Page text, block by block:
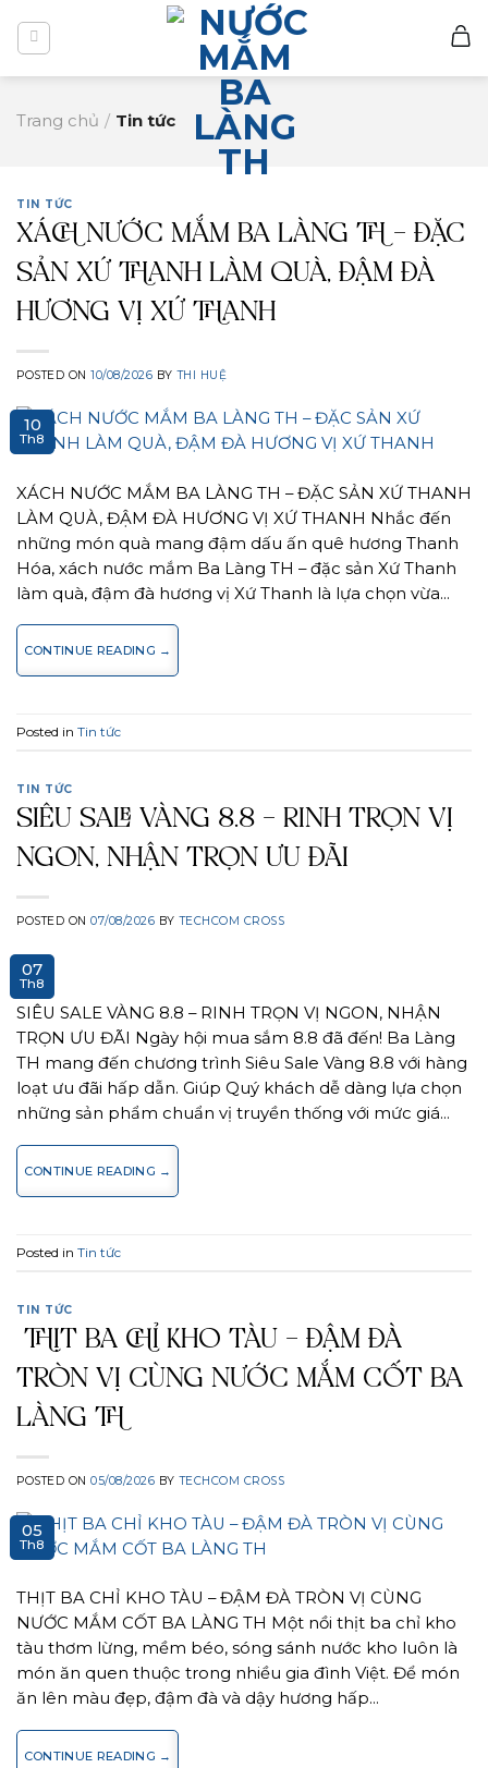
content
Trang chủ / Tin tức
TIN TỨC
XÁCH NƯỚC MẮM BA LÀNG TH – ĐẶC
SẢN XỨ THANH LÀM QUÀ, ĐẬM ĐÀ
HƯƠNG VỊ XỨ THANH
POSTED ON10/08/2026 BYTHI HUỆ
10
Th8
XÁCH NƯỚC MẮM BA LÀNG TH – ĐẶC SẢN XỨ THANH
LÀM QUÀ, ĐẬM ĐÀ HƯƠNG VỊ XỨ THANH Nhắc đến
những món quà mang đậm dấu ấn quê hương Thanh
Hóa, xách nước mắm Ba Làng TH – đặc sản Xứ Thanh
làm quà, đậm đà hương vị Xứ Thanh là lựa chọn vừa…
CONTINUE READING →
Posted in Tin tức
TIN TỨC
SIÊU SALE VÀNG 8.8 – RINH TRỌN VỊ
NGON, NHẬN TRỌN ƯU ĐÃI
POSTED ON07/08/2026 BYTECHCOM CROSS
07
Th8
SIÊU SALE VÀNG 8.8 – RINH TRỌN VỊ NGON, NHẬN
TRỌN ƯU ĐÃI Ngày hội mua sắm 8.8 đã đến! Ba Làng
TH mang đến chương trình Siêu Sale Vàng 8.8 với hàng
loạt ưu đãi hấp dẫn. Giúp Quý khách dễ dàng lựa chọn
những sản phẩm chuẩn vị truyền thống với mức giá…
CONTINUE READING →
Posted in Tin tức
TIN TỨC
THỊT BA CHỈ KHO TÀU – ĐẬM ĐÀ
TRÒN VỊ CÙNG NƯỚC MẮM CỐT BA
LÀNG TH
POSTED ON05/08/2026 BYTECHCOM CROSS
05
Th8
THỊT BA CHỈ KHO TÀU – ĐẬM ĐÀ TRÒN VỊ CÙNG
NƯỚC MẮM CỐT BA LÀNG TH Một nồi thịt ba chỉ kho
tàu thơm lừng, mềm béo, sóng sánh nước kho luôn là
món ăn quen thuộc trong nhiều gia đình Việt. Để món
ăn lên màu đẹp, đậm đà và dậy hương hấp…
CONTINUE READING →